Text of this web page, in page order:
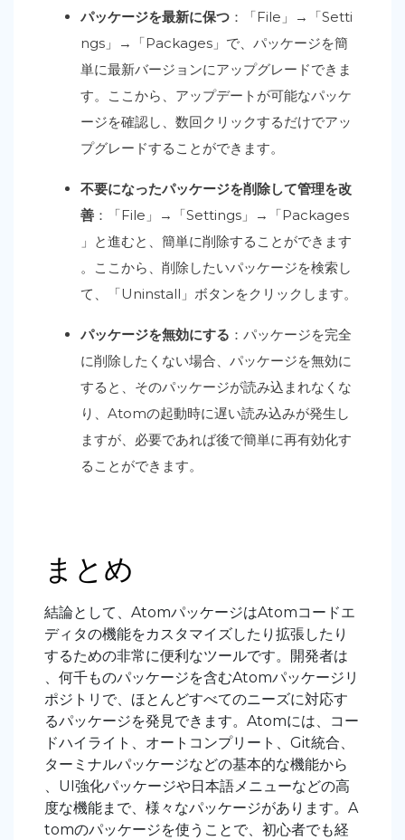
パッケージを最新に保つ ：「File」→「Setti
ngs」→「Packages」で、パッケージを簡
単に最新バージョンにアップグレードできま
す。ここから、アップデートが可能なパッケ
ージを確認し、数回クリックするだけでアッ
プグレードすることができます。
不要になったパッケージを削除して管理を改
善 ：「File」→「Settings」→「Packages
」と進むと、簡単に削除することができます
。ここから、削除したいパッケージを検索し
て、「Uninstall」ボタンをクリックします。
パッケージを無効にする ：パッケージを完全
に削除したくない場合、パッケージを無効に
すると、そのパッケージが読み込まれなくな
り、Atomの起動時に遅い読み込みが発生し
ますが、必要であれば後で簡単に再有効化す
ることができます。
まとめ
結論として、AtomパッケージはAtomコードエ
ディタの機能をカスタマイズしたり拡張したり
するための非常に便利なツールです。開発者は
、何千ものパッケージを含むAtomパッケージリ
ポジトリで、ほとんどすべてのニーズに対応す
るパッケージを発見できます。Atomには、コー
ドハイライト、オートコンプリート、Git統合、
ターミナルパッケージなどの基本的な機能から
、UI強化パッケージや日本語メニューなどの高
度な機能まで、様々なパッケージがあります。A
tomのパッケージを使うことで、初心者でも経